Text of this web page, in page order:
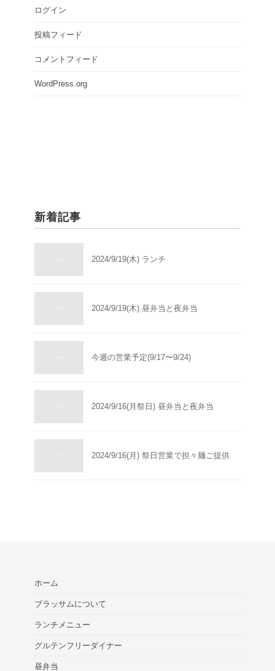
ログイン
投稿フィード
コメントフィード
WordPress.org
新着記事
2024/9/19(木) ランチ
2024/9/19(木) 昼弁当と夜弁当
今週の営業予定(9/17〜9/24)
2024/9/16(月祭日) 昼弁当と夜弁当
2024/9/16(月) 祭日営業で担々麺ご提供
ホーム
ブラッサムについて
ランチメニュー
グルテンフリーダイナー
昼弁当